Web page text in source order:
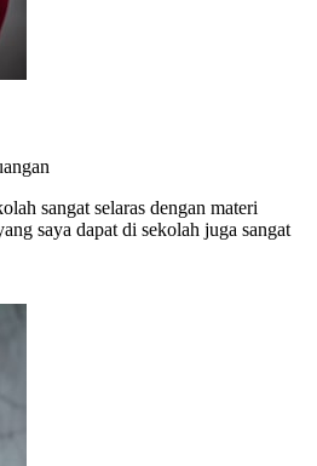
sangat selaras dengan materi
saya dapat di sekolah juga sangat